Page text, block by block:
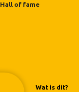
Wat is dit?
Hall of fame